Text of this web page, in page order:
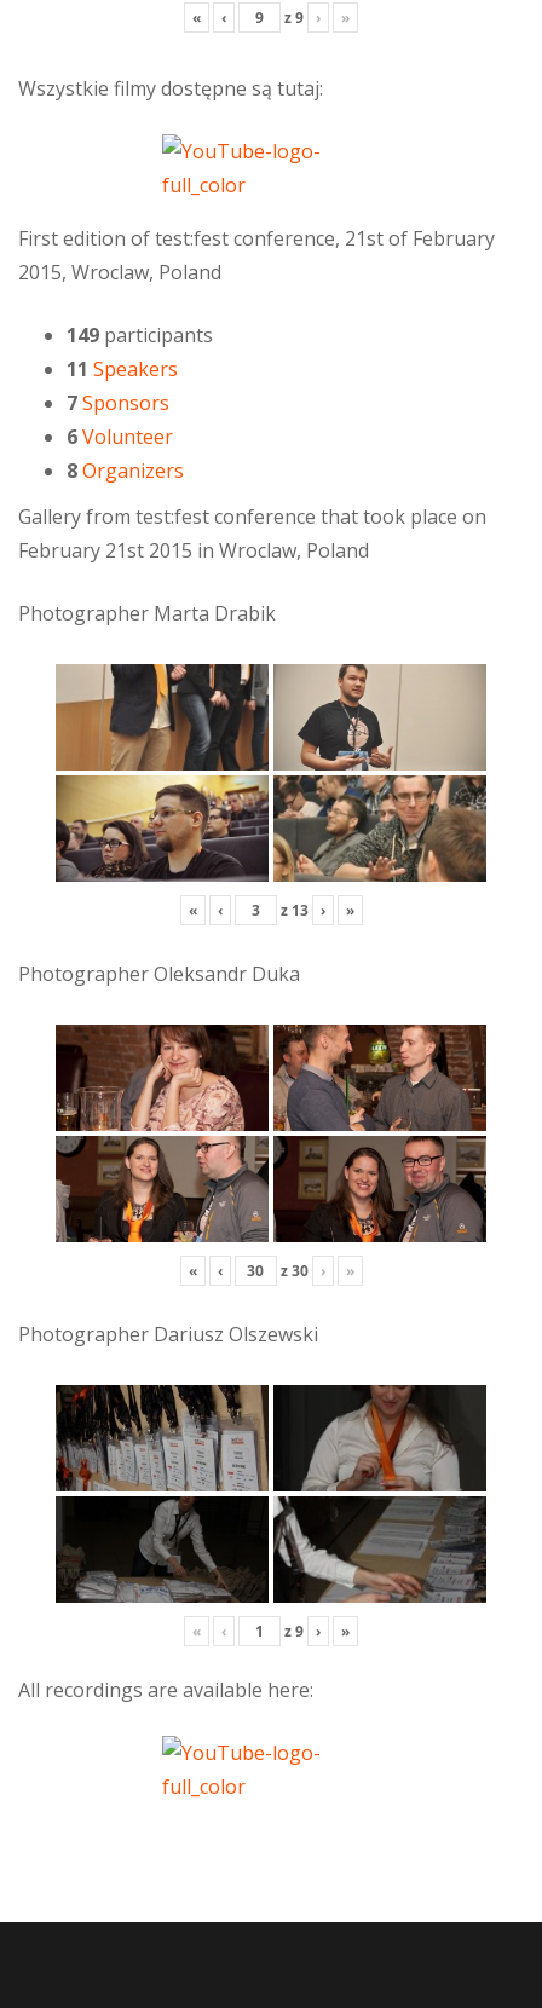
« ‹ z9 › »
Wszystkie filmy dostępne są tutaj:
First edition of test:fest conference, 21st of February
2015, Wroclaw, Poland
149 participants
11 Speakers
7Sponsors
6Volunteer
8Organizers
Gallery from test:fest conference that took place on
February 21st 2015 in Wroclaw, Poland
Photographer Marta Drabik
« ‹ z 13 › »
Photographer Oleksandr Duka
« ‹ z30 › »
Photographer Dariusz Olszewski
« ‹ z9 › »
All recordings are available here: